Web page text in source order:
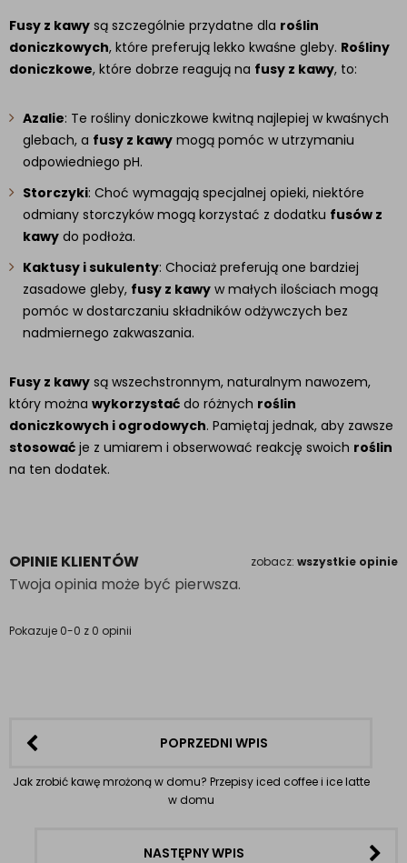
Fusy z kawy są szczególnie przydatne dla roślin
doniczkowych, które preferują lekko kwaśne gleby. Rośliny
doniczkowe, które dobrze reagują na fusy z kawy, to:
Azalie: Te rośliny doniczkowe kwitną najlepiej w kwaśnych
glebach, a fusy z kawy mogą pomóc w utrzymaniu
odpowiedniego pH.
Storczyki: Choć wymagają specjalnej opieki, niektóre
odmiany storczyków mogą korzystać z dodatku fusów z
kawy do podłoża.
Kaktusy i sukulenty: Chociaż preferują one bardziej
zasadowe gleby, fusy z kawy w małych ilościach mogą
pomóc w dostarczaniu składników odżywczych bez
nadmiernego zakwaszania.
Fusy z kawy są wszechstronnym, naturalnym nawozem,
który można wykorzystać do różnych roślin
doniczkowych i ogrodowych. Pamiętaj jednak, aby zawsze
stosować je z umiarem i obserwować reakcję swoich roślin
na ten dodatek.
OPINIE KLIENTÓW zobacz: wszystkie opinie
Twoja opinia może być pierwsza.
Pokazuje 0-0 z 0 opinii
POPRZEDNI WPIS
Jak zrobić kawę mrożoną w domu? Przepisy iced coffee i ice latte
w domu
NASTĘPNY WPIS